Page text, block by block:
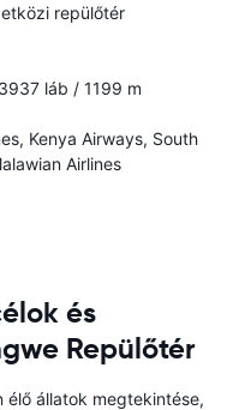
repülőtér
3937 láb / 1199 m
Kenya Airways, South
Airlines
és
Repülőtér
élő állatok megtekintése,